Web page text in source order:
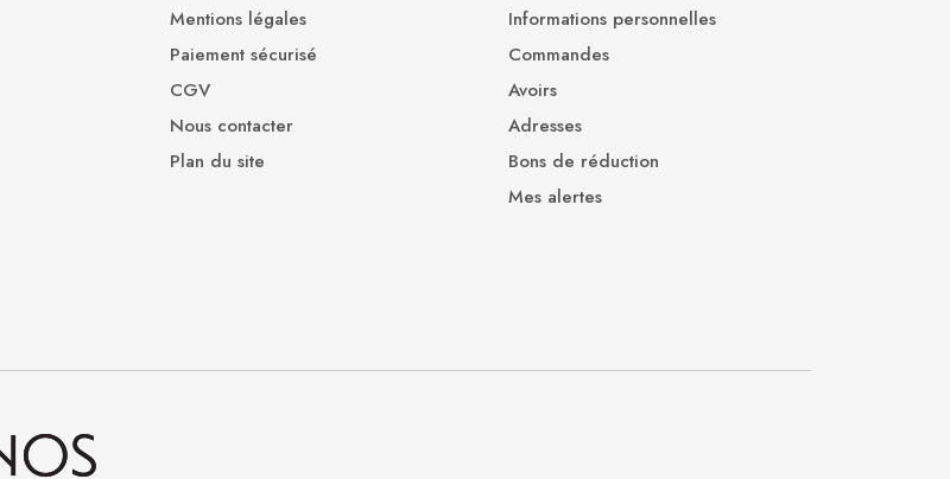
Mentions légales
Paiement sécurisé
CGV
Nous contacter
Plan du site
Informations personnelles
Commandes
Avoirs
Adresses
Bons de réduction
Mes alertes